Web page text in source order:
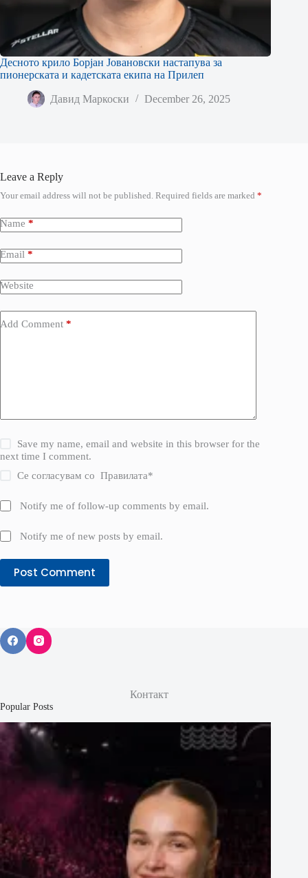
Десното крило Борјан Јовановски настапува за
пионерската и кадетската екипа на Прилеп
Давид Маркоски December 26, 2025
Leave a Reply
Your email address will not be published. Required fields are marked *
Name *
Email *
Website
Add Comment *
Save my name, email and website in this browser for the
next time I comment.
Се согласувам соПравилата*
Notify me of follow-up comments by email.
Notify me of new posts by email.
Post Comment
Контакт
Popular Posts